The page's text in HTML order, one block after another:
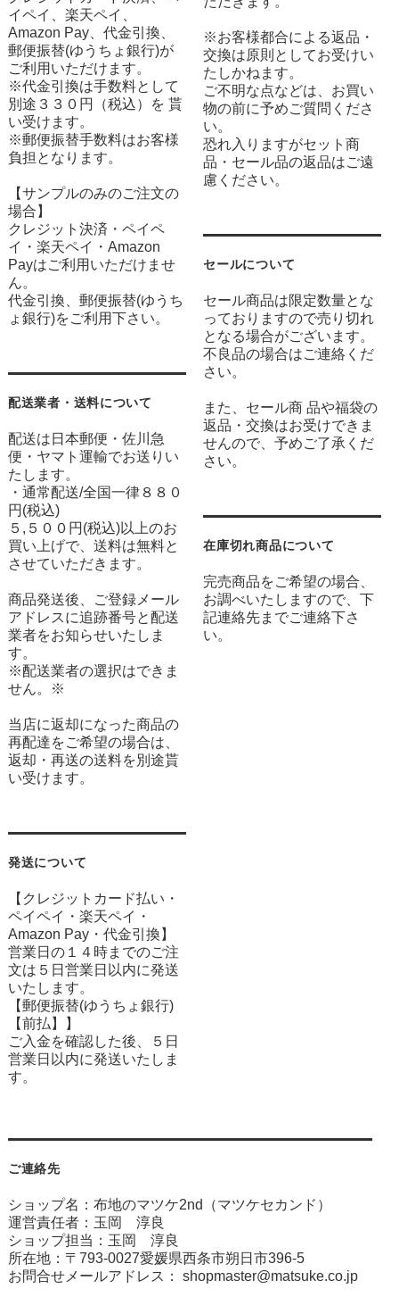
イペイ、楽天ペイ、
Amazon Pay、代金引換、
郵便振替(ゆうちょ銀行)が
ご利用いただけます。
※代金引換は手数料として
別途３３０円（税込）を 貰
い受けます。
※郵便振替手数料はお客様
負担となります。
【サンプルのみのご注文の
場合】
クレジット決済・ペイペ
イ・楽天ペイ・Amazon
Payはご利用いただけませ
ん。
代金引換、郵便振替(ゆうち
ょ銀行)をご利用下さい。
配送業者・送料について
配送は日本郵便・佐川急
便・ヤマト運輸でお送りい
たします。
・通常配送/全国一律８８０
円(税込)
５,５００円(税込)以上のお
買い上げで、送料は無料と
させていただきます。
商品発送後、ご登録メール
アドレスに追跡番号と配送
業者をお知らせいたしま
す。
※配送業者の選択はできま
せん。※
当店に返却になった商品の
再配達をご希望の場合は、
返却・再送の送料を別途貰
い受けます。
発送について
【クレジットカード払い・
ペイペイ・楽天ペイ・
Amazon Pay・ 代金引換】
営業日の１４時までのご注
文は５日営業日以内に発送
いたします。
【郵便振替(ゆうちょ銀行)
【前払】】
ご入金を確認した後、５日
営業日以内に発送いたしま
す。
※お客様都合による返品・
交換は原則としてお受けい
たしかねます。
ご不明な点などは、お買い
物の前に予めご質問くださ
い。
恐れ入りますがセット商
品・セール品の返品はご遠
慮ください。
セールについて
セール商品は限定数量とな
っておりますので売り切れ
となる場合がございます。
不良品の場合はご連絡くだ
さい。
また、セール商 品や福袋の
返品・交換はお受けできま
せんので、予めご了承くだ
さい。
在庫切れ商品について
完売商品をご希望の場合、
お調べいたしますので、下
記連絡先までご連絡下さ
い。
ご連絡先
ショップ名：布地のマツケ2nd（マツケセカンド）
運営責任者：玉岡 淳良
ショップ担当：玉岡 淳良
所在地：〒793-0027愛媛県西条市朔日市396-5
お問合せメールアドレス： shopmaster@matsuke.co.jp